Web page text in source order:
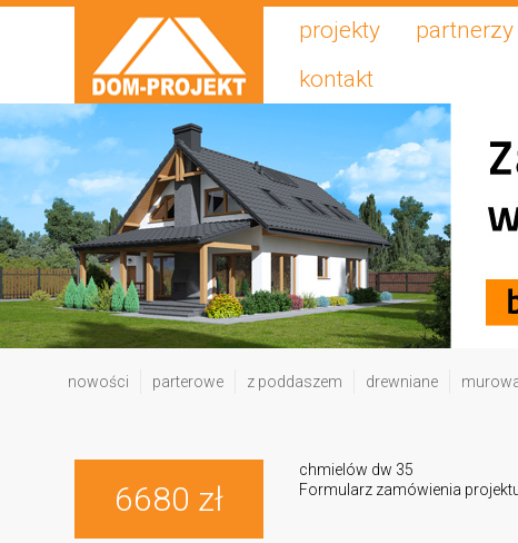
projekty partnerzy
kontakt
nowości parterowe z poddaszem drewniane
6680 zł
chmielów dw 35
Formularz zamówienia